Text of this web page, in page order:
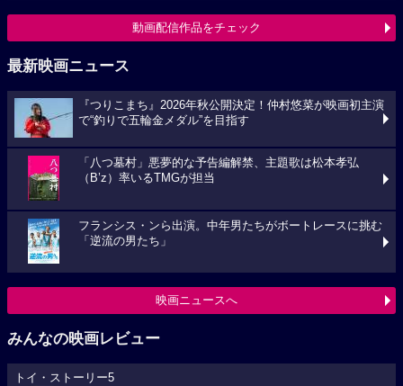
動画配信作品をチェック
最新映画ニュース
『つりこまち』2026年秋公開決定！仲村悠菜が映画初主演
で“釣りで五輪金メダル”を目指す
「八つ墓村」悪夢的な予告編解禁、主題歌は松本孝弘
（B’z）率いるTMGが担当
フランシス・ンら出演。中年男たちがボートレースに挑む
「逆流の男たち」
映画ニュースへ
みんなの映画レビュー
トイ・ストーリー5